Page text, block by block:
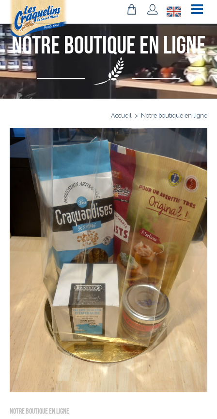
Notre boutique en ligne
Accueil > Notre boutique en ligne
NOTRE BOUTIQUE EN LIGNE